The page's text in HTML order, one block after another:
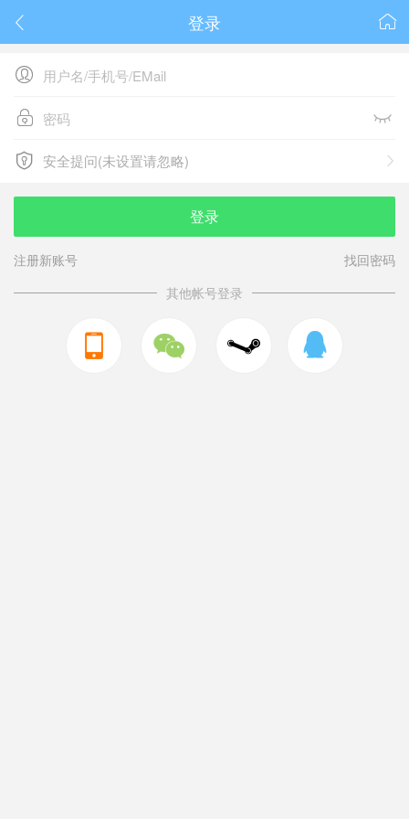
 
登录

 
 
安全提问(未设置请忽略)
安全提问(未设置请忽略)
登录
注册新账号
找回密码
其他帐号登录
  